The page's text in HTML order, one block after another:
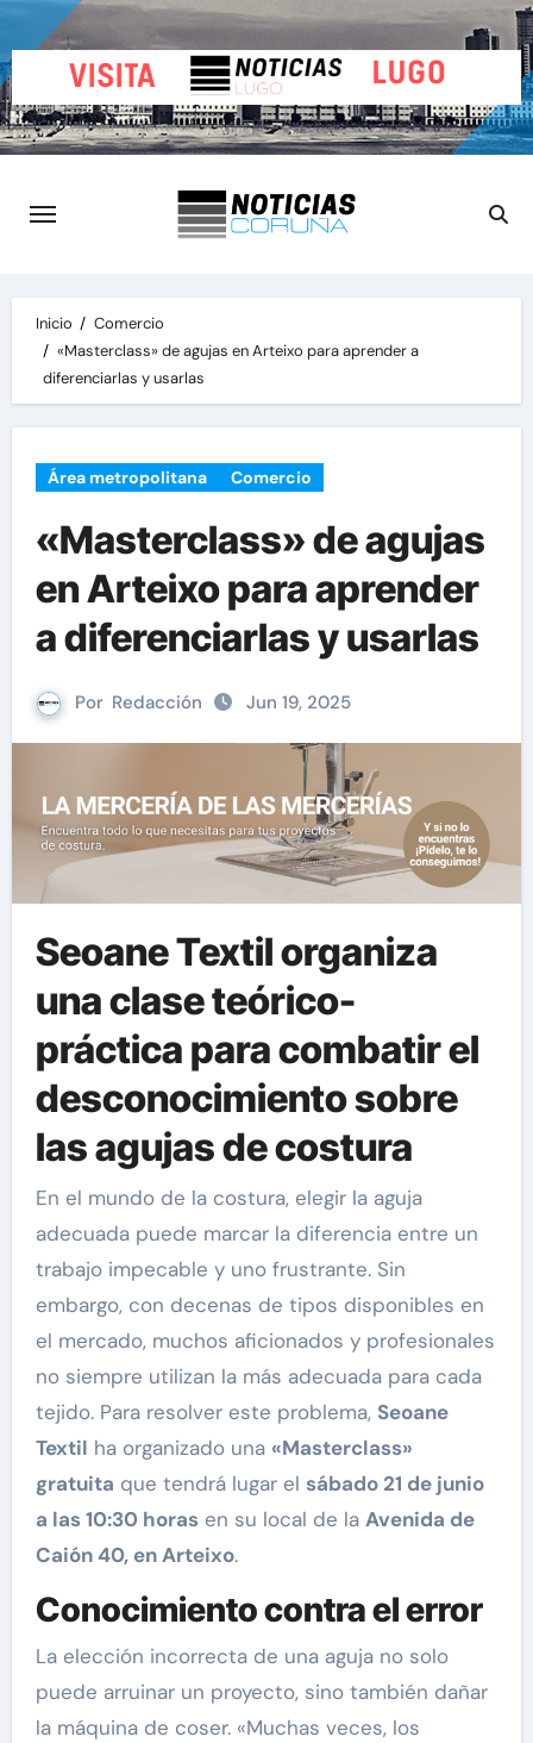
al
contenido
Inicio
Comercio
«Masterclass» de agujas en Arteixo para aprender a
diferenciarlas y usarlas
Área metropolitana Comercio
«Masterclass» de agujas
en Arteixo para aprender
a diferenciarlas y usarlas
Por Redacción Jun 19, 2025
Seoane Textil organiza
una clase teórico-
práctica para combatir el
desconocimiento sobre
las agujas de costura
En el mundo de la costura, elegir la aguja
adecuada puede marcar la diferencia entre un
trabajo impecable y uno frustrante. Sin
embargo, con decenas de tipos disponibles en
el mercado, muchos aficionados y profesionales
no siempre utilizan la más adecuada para cada
tejido. Para resolver este problema, Seoane
Textil ha organizado una «Masterclass»
gratuita que tendrá lugar el sábado 21 de junio
a las 10:30 horasen su local de la Avenida de
Caión 40, en Arteixo.
Conocimiento contra el error
La elección incorrecta de una aguja no solo
puede arruinar un proyecto, sino también dañar
la máquina de coser. «Muchas veces, los